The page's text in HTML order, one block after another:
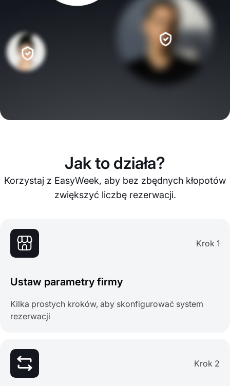
Jak to działa?
Korzystaj z EasyWeek, aby bez zbędnych kłopotów
zwiększyć liczbę rezerwacji.
Krok 1
Ustaw parametry firmy
Kilka prostych kroków, aby skonfigurować system
rezerwacji
Krok 2